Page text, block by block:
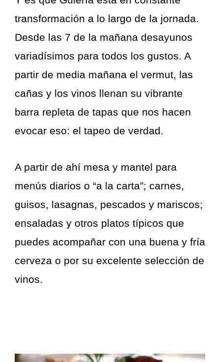
transformación a lo largo de la jornada.
Desde las 7 de la mañana desayunos
variadísimos para todos los gustos. A
partir de media mañana el vermut, las
cañas y los vinos llenan su vibrante
barra repleta de tapas que nos hacen
evocar eso: el tapeo de verdad.
A partir de ahí mesa y mantel para
menús diarios o “a la carta”; carnes,
guisos, lasagnas, pescados y mariscos;
ensaladas y otros platos típicos que
puedes acompañar con una buena y fría
cerveza o por su excelente selección de
vinos.